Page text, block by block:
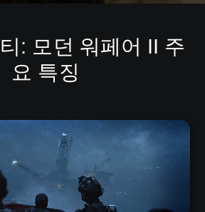
: 모던 워페어 II 주
요 특징